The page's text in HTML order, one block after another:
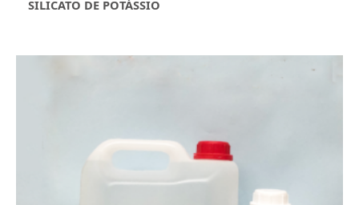
SILICATO DE POTÁSSIO